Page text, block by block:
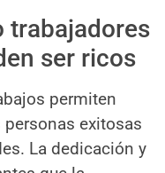
trabajadores
ser ricos
permiten
exitosas
La dedicación y